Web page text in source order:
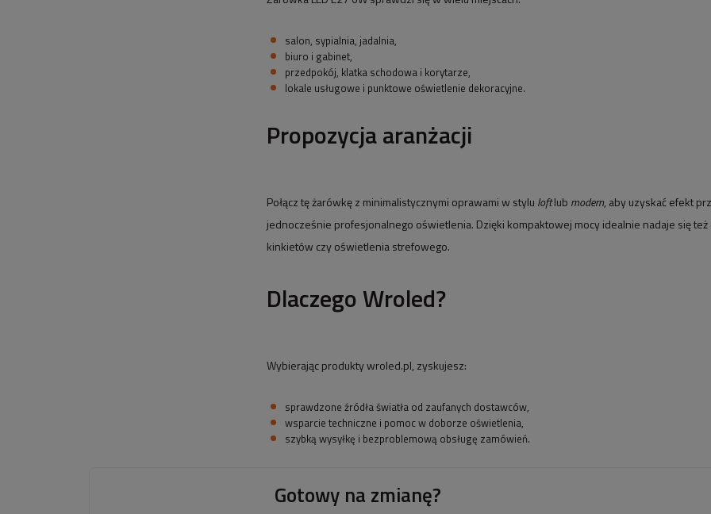
salon, sypialnia, jadalnia,
biuro i gabinet,
przedpokój, klatka schodowa i korytarze,
lokale usługowe i punktowe oświetlenie dekoracyjne.
Propozycja aranżacji
Połącz tę żarówkę z minimalistycznymi oprawami w stylu loftlub modern, aby uzyskać efekt
jednocześnie profesjonalnego oświetlenia. Dzięki kompaktowej mocy idealnie nadaje się też
kinkietów czy oświetlenia strefowego.
Dlaczego Wroled?
Wybierając produkty wroled.pl, zyskujesz:
sprawdzone źródła światła od zaufanych dostawców,
wsparcie techniczne i pomoc w doborze oświetlenia,
szybką wysyłkę i bezproblemową obsługę zamówień.
Gotowy na zmianę?